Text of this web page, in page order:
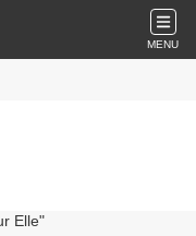
MENU